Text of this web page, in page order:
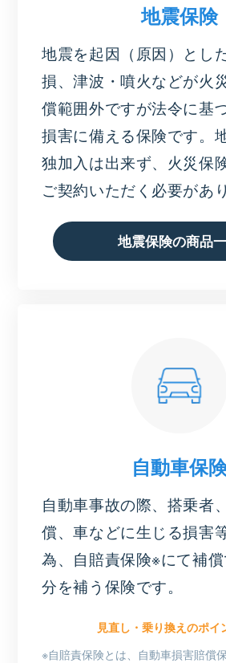
地震保険
地震を起因（原因）とし
損、津波・噴火などが火
償範囲外ですが法令に基
損害に備える保険です。
独加入は出来ず、火災保
ご契約いただく必要があ
地震保険の商品
自動車保
自動車事故の際、搭乗者
償、車などに生じる損害
為、自賠責保険※にて補
分を補う保険です。
見直し・乗り換えのポイ
※自賠責保険とは、自動車損害賠償